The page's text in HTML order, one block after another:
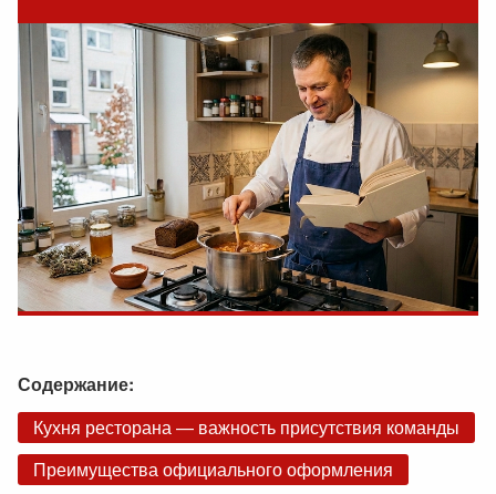
Содержание:
Кухня ресторана — важность присутствия команды
Преимущества официального оформления